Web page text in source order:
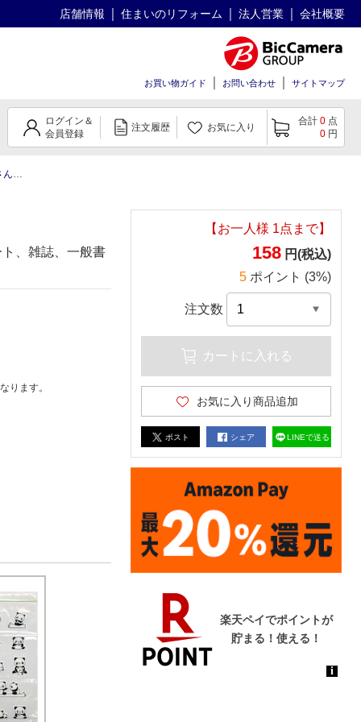
店舗情報 住まいのリフォーム 法人営業 会社概要
お買い物ガイド お問い合わせ サイトマップ
ログイン＆
会員登録
注文履歴 お気に入り
合計 0 点
0 円
枚 透明
、雑誌、一般書
ります。
【お一人様 1点まで】
158 円(税込)
5 ポイント (3%)
注文数
カートに入れる
お気に入り商品追加
ポスト シェア LINEで送る